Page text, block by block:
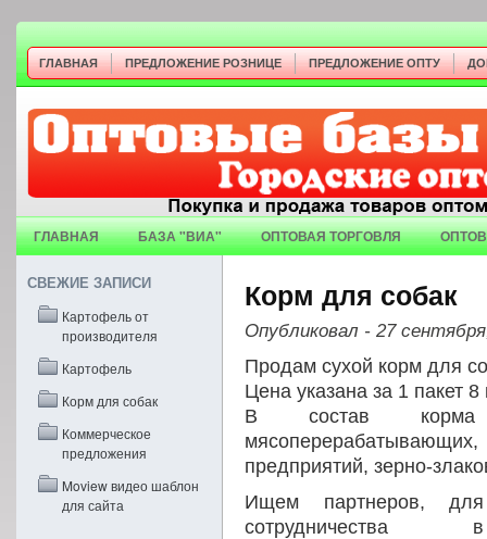
ГЛАВНАЯ ПРЕДЛОЖЕНИЕ РОЗНИЦЕ ПРЕДЛОЖЕНИЕ ОПТУ
ГЛАВНАЯ БАЗА "ВИА" ОПТОВАЯ ТОРГОВЛЯ
СВЕЖИЕ ЗАПИСИ
Картофель от
производителя
Картофель
Корм для собак
Коммерческое
предложения
Moview видео шаблон
для сайта
Корм для собак
Опубликовал - 27
Продам сухой корм для
Цена указана за 1 пакет 8
В состав корма
предприятий, зерно-
Ищем партнеров, для
сотрудничества в